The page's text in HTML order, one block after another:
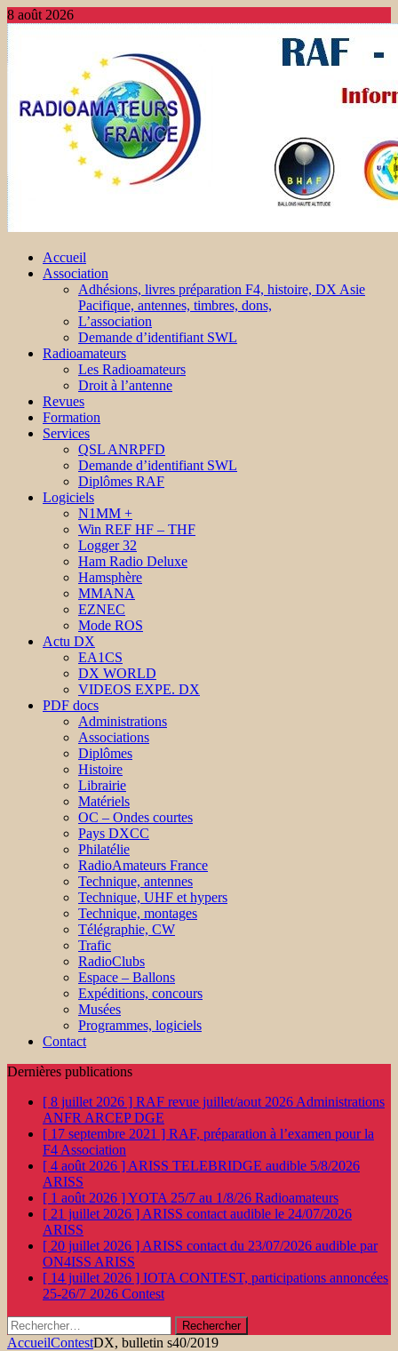
8 août 2026
Accueil
Association
Adhésions, livres préparation F4, histoire, DX Asie
Pacifique, antennes, timbres, dons,
L’association
Demande d’identifiant SWL
Radioamateurs
Les Radioamateurs
Droit à l’antenne
Revues
Formation
Services
QSL ANRPFD
Demande d’identifiant SWL
Diplômes RAF
Logiciels
N1MM +
Win REF HF – THF
Logger 32
Ham Radio Deluxe
Hamsphère
MMANA
EZNEC
Mode ROS
Actu DX
EA1CS
DX WORLD
VIDEOS EXPE. DX
PDF docs
Administrations
Associations
Diplômes
Histoire
Librairie
Matériels
OC – Ondes courtes
Pays DXCC
Philatélie
RadioAmateurs France
Technique, antennes
Technique, UHF et hypers
Technique, montages
Télégraphie, CW
Trafic
RadioClubs
Espace – Ballons
Expéditions, concours
Musées
Programmes, logiciels
Contact
Dernières publications
[ 8 juillet 2026 ] RAF revue juillet/aout 2026 Administrations
ANFR ARCEP DGE
[ 17 septembre 2021 ] RAF, préparation à l’examen pour la
F4 Association
[ 4 août 2026 ] ARISS TELEBRIDGE audible 5/8/2026
ARISS
[ 1 août 2026 ]YOTA 25/7 au 1/8/26 Radioamateurs
[ 21 juillet 2026 ] ARISS contact audible le 24/07/2026
ARISS
[ 20 juillet 2026 ] ARISS contact du 23/07/2026 audible par
ON4ISS ARISS
[ 14 juillet 2026 ] IOTA CONTEST, participations annoncées
25-26/7 2026 Contest
Rechercher :
AccueilContestDX, bulletin s40/2019